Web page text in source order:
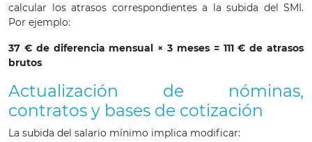
calcular los atrasos correspondientes a la subida del SMI.
Por ejemplo:
37 € de diferencia mensual × 3 meses = 111 € de atrasos
brutos
Actualización de nóminas,
contratos y bases de cotización
La subida del salario mínimo implica modificar: